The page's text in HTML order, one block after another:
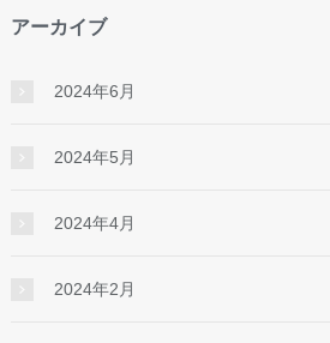
アーカイブ
2024年6月
2024年5月
2024年4月
2024年2月